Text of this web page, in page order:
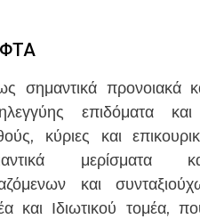
σημαντικά προνοιακά
επιδόματα και
κύριες και
μερίσματα
και
και Ιδιωτικού τομέα,